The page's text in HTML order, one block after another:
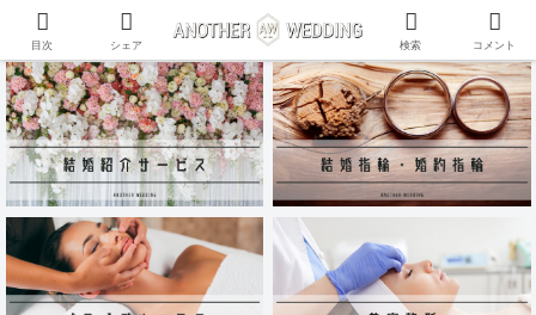
ANOTHER WEDDING~RING~のInstagramアカウントがリリース♪
目次 シェア 検索 コメント